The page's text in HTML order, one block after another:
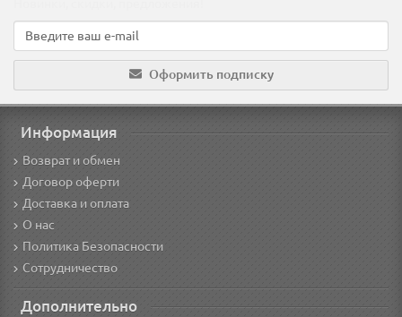
Оформить подписку
Информация
Возврат и обмен
Договор оферти
Доставка и оплата
О нас
Политика Безопасности
Сотрудничество
Дополнительно